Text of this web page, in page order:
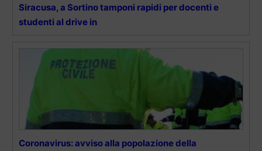
Siracusa, a Sortino tamponi rapidi per docenti e
studenti al drive in
Coronavirus: avviso alla popolazione della